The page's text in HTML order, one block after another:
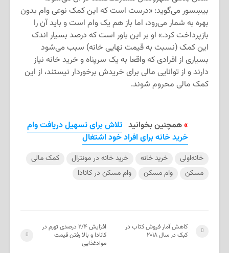
بیسِسور می‌گوید: «درست است که این کمک نوعی وام بدون
بهره به شمار می‌رود، اما باز هم یک وام است و باید آن را
بازپرداخت کرد.» او بر این باور است که درصد بسیار اندک
این کمک (نسبت به قیمت نهایی خانه) سبب می‌شود
بسیاری از افرادی که واقعا به یک سرپناه و خرید خانه نیاز
دارند و از توانایی مالی برای خریدش برخوردار نیستند، از این
کمک مالی محروم شوند.
»همچنین بخوانید تلاش برای تسهیل دریافت وام
خرید خانه برای افراد خود اشتغال
خانه‌اولی خرید خانه خرید خانه در مونترال
کمک مالی
مسکن
وام مسکن وام مسکن در کانادا
افزایش ۲/۴ درصدی تورم در
کانادا و بالا رفتن قیمت
موادغذایی
کاهش آمار فروش کتاب در
کبک در سال ۲۰۱۸